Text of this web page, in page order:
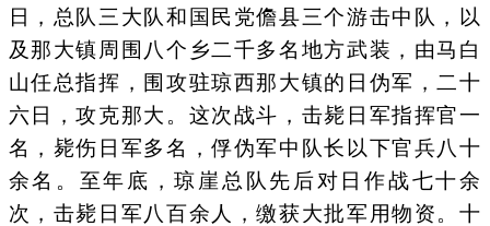
日，总队三大队和国民党儋县三个游击中队，以
及那大镇周围八个乡二千多名地方武装，由马白
山任总指挥，围攻驻琼西那大镇的日伪军，二十
六日，攻克那大。这次战斗，击毙日军指挥官一
名，毙伤日军多名，俘伪军中队长以下官兵八十
余名。至年底，琼崖总队先后对日作战七十余
次，击毙日军八百余人，缴获大批军用物资。十